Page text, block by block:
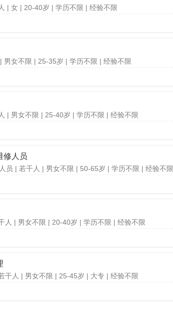
| 女 | 20-40岁 | 学历不限 | 经验不限
| 男女不限 | 25-35岁 | 学历不限 | 经验不限
| 男女不限 | 25-40岁 | 学历不限 | 经验不限
修人员
员 | 若干人 | 男女不限 | 50-65岁 | 学历不限 | 经验不限
人 | 男女不限 | 20-40岁 | 学历不限 | 经验不限
干人 | 男女不限 | 25-45岁 | 大专 | 经验不限